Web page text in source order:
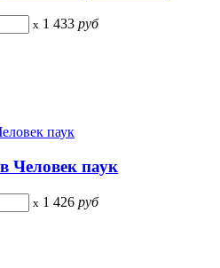
x 1 433 руб
Человек паук
x 1 426 руб